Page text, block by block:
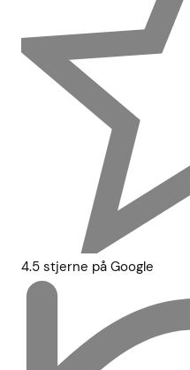
4.5 stjerne på Google